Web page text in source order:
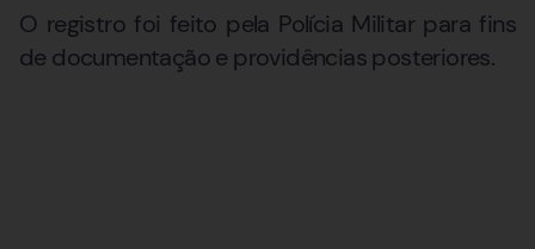
O registro foi feito pela Polícia Militar para fins
de documentação e providências posteriores.